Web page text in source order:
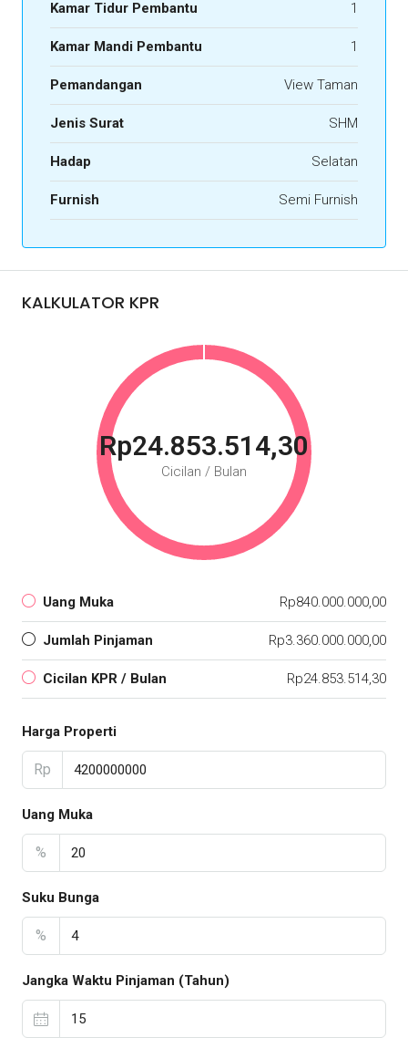
Kamar Tidur Pembantu 1
Kamar Mandi Pembantu 1
Pemandangan View Taman
Jenis Surat SHM
Hadap Selatan
Furnish Semi Furnish
KALKULATOR KPR
Rp24.853.514,30
Cicilan / Bulan
Uang Muka Rp840.000.000,00
Jumlah Pinjaman Rp3.360.000.000,00
Cicilan KPR / Bulan Rp24.853.514,30
Harga Properti
Rp
Uang Muka
%
Suku Bunga
%
Jangka Waktu Pinjaman (Tahun)